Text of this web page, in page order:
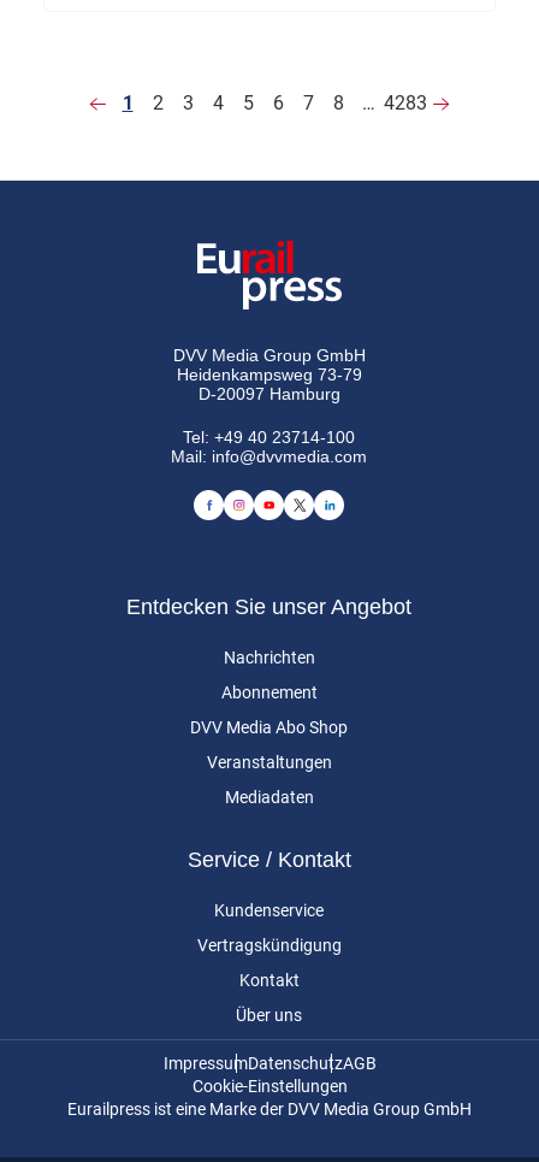
1 2 3 4 5 6 7 8 … 4283
DVV Media Group GmbH
Heidenkampsweg 73-79
D-20097 Hamburg
Tel:+49 40 23714-100
Mail: info@dvvmedia.com
Entdecken Sie unser Angebot
Nachrichten
Abonnement
DVV Media Abo Shop
Veranstaltungen
Mediadaten
Service / Kontakt
Kundenservice
Vertragskündigung
Kontakt
Über uns
ImpressumDatenschutzAGB
Cookie-Einstellungen
Eurailpress ist eine Marke der DVV Media Group GmbH